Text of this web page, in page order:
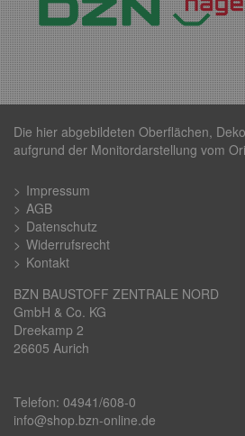
Die hier abgebildeten Oberflächen,
aufgrund der Monitordarstellung vom
Impressum
AGB
Datenschutz
Widerrufsrecht
Kontakt
BZN BAUSTOFF ZENTRALE NORD
GmbH & Co. KG
Dreekamp 2
26605 Aurich
Telefon: 04941/608-0
info@shop.bzn-online.de